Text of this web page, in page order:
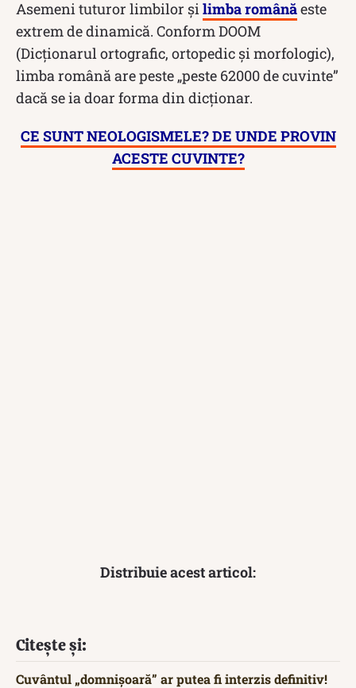
Asemeni tuturor limbilor și limba românăeste
extrem de dinamică. Conform DOOM
(Dicționarul ortografic, ortopedic și morfologic),
limba română are peste „peste 62000 de cuvinte”
dacă se ia doar forma din dicționar.
CE SUNT NEOLOGISMELE? DE UNDE PROVIN
ACESTE CUVINTE?
Distribuie acest articol:
Citește și:
Cuvântul „domnișoară” ar putea fi interzis definitiv!